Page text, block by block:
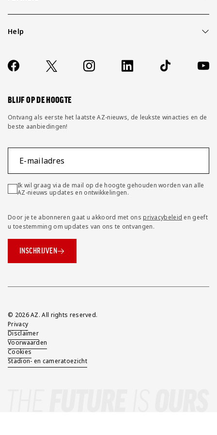
Help
Contact
FAQ
Socials
https://www.facebook.com/AZAlkmaar
X Instagram LinkedIn TikTok
BLIJF OP DE HOOGTE
Ontvang als eerste het laatste AZ-nieuws, de leukste winacties en de
beste aanbiedingen!
E-mailadres
Ik wil graag via de mail op de hoogte gehouden worden van alle
AZ-nieuws updates en ontwikkelingen.
Door je te abonneren gaat u akkoord met onsprivacybeleid en geeft
u toestemming om updates van ons te ontvangen.
INSCHRIJVEN
Overig
© 2026 AZ. All rights reserved.
Privacy
Disclaimer
Voorwaarden
Cookies
Stadion- en cameratoezicht